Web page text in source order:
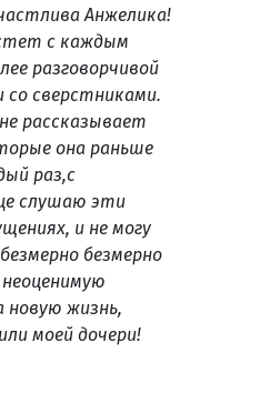
Анжелика!
с каждым
разговорчивой
со сверстниками.
рассказывает
она раньше
раз,с
слушаю эти
и не могу
безмерно
новую жизнь,
моей дочери!